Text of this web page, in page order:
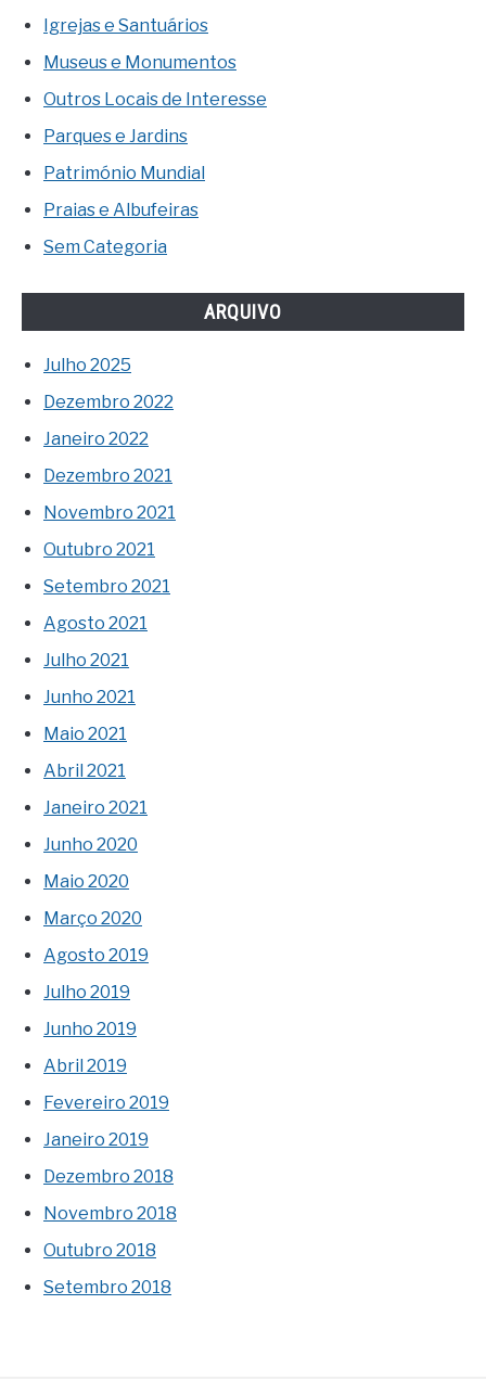
Igrejas e Santuários
Museus e Monumentos
Outros Locais de Interesse
Parques e Jardins
Património Mundial
Praias e Albufeiras
Sem Categoria
ARQUIVO
Julho 2025
Dezembro 2022
Janeiro 2022
Dezembro 2021
Novembro 2021
Outubro 2021
Setembro 2021
Agosto 2021
Julho 2021
Junho 2021
Maio 2021
Abril 2021
Janeiro 2021
Junho 2020
Maio 2020
Março 2020
Agosto 2019
Julho 2019
Junho 2019
Abril 2019
Fevereiro 2019
Janeiro 2019
Dezembro 2018
Novembro 2018
Outubro 2018
Setembro 2018